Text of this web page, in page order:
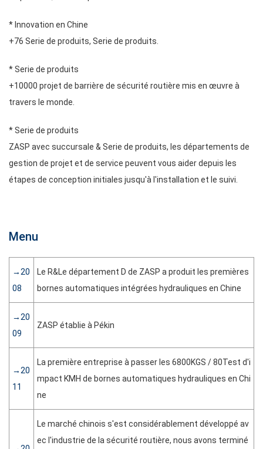
* Innovation en Chine
+76 Serie de produits, Serie de produits.
* Serie de produits
+10000 projet de barrière de sécurité routière mis en œuvre à
travers le monde.
* Serie de produits
ZASP avec succursale & Serie de produits, les départements de
gestion de projet et de service peuvent vous aider depuis les
étapes de conception initiales jusqu'à l'installation et le suivi.
Menu
→20
08
Le R&Le département D de ZASP a produit les premières
bornes automatiques intégrées hydrauliques en Chine
→20
09
ZASP établie à Pékin
→20
11
La première entreprise à passer les 6800KGS / 80Test d'i
mpact KMH de bornes automatiques hydrauliques en Chi
ne
Le marché chinois s'est considérablement développé av
ec l'industrie de la sécurité routière, nous avons terminé